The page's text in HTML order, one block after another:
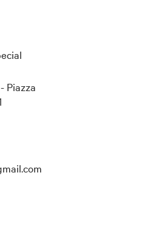
Piazza